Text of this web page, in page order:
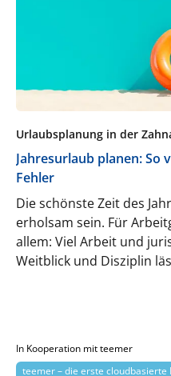
Urlaubsplanung in der
Jahresurlaub planen: So
Fehler
Die schönste Zeit des
erholsam sein. Für
allem: Viel Arbeit und
Weitblick und Disziplin
In Kooperation mit teemer
teemer – die erste